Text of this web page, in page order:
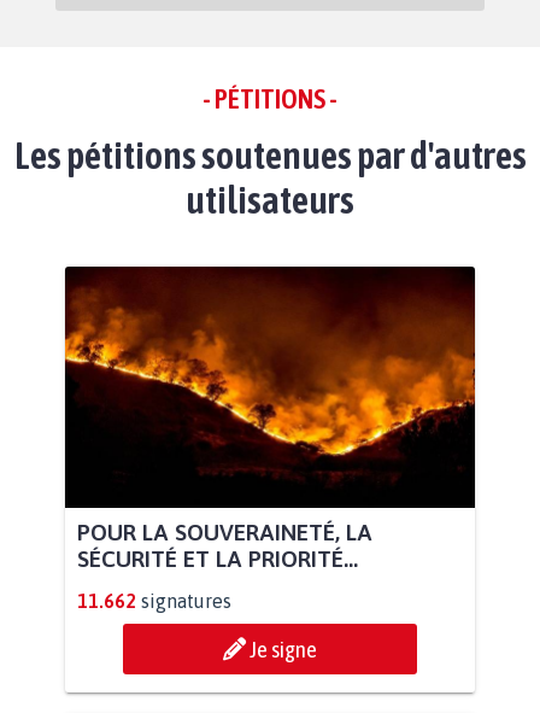
- PÉTITIONS -
Les pétitions soutenues par d'autres
utilisateurs
POUR LA SOUVERAINETÉ, LA
SÉCURITÉ ET LA PRIORITÉ...
11.662 signatures
Je signe